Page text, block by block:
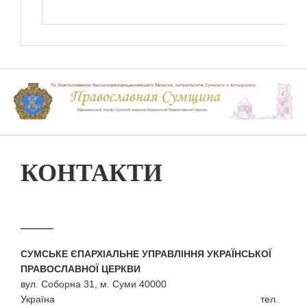
КОНТАКТИ
СУМСЬКЕ ЄПАРХІАЛЬНЕ УПРАВЛІННЯ УКРАЇНСЬКОЇ
ПРАВОСЛАВНОЇ ЦЕРКВИ
вул. Соборна 31, м. Суми 40000
Україна тел.